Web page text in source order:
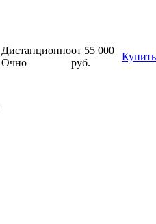
Дистанционно
Очно
от 55 000
руб.
Купить